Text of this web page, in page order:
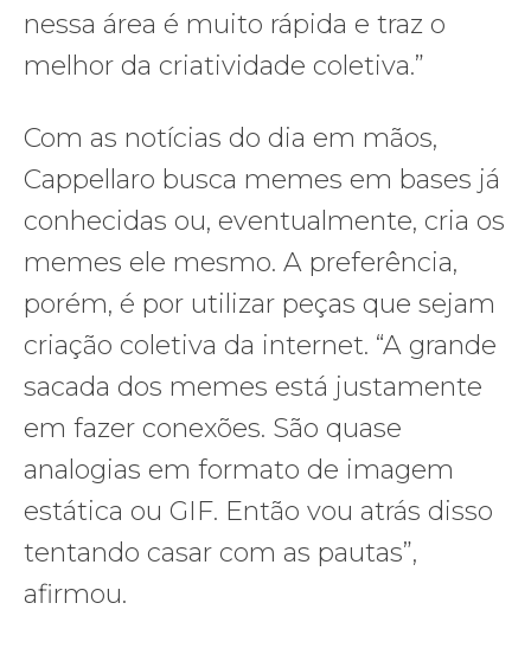
nessa área é muito rápida e traz o
melhor da criatividade coletiva.”
Com as notícias do dia em mãos,
Cappellaro busca memes em bases já
conhecidas ou, eventualmente, cria os
memes ele mesmo. A preferência,
porém, é por utilizar peças que sejam
criação coletiva da internet. “A grande
sacada dos memes está justamente
em fazer conexões. São quase
analogias em formato de imagem
estática ou GIF. Então vou atrás disso
tentando casar com as pautas”,
afirmou.